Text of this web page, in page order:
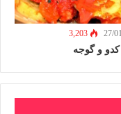
27/
3,203
و گوجه